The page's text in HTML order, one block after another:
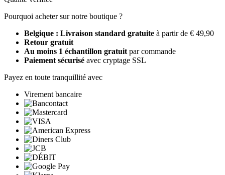
Pourquoi acheter sur notre boutique ?
Belgique : Livraison standard gratuite à partir de € 49,90
Retour gratuit
Au moins 1 échantillon gratuit par commande
Paiement sécurisé avec cryptage SSL
Payez en toute tranquillité avec
Virement bancaire